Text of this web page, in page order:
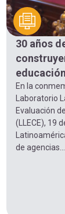
30 años
En la
Laboratorio
Evaluación
(LLECE), 19
de agencias...